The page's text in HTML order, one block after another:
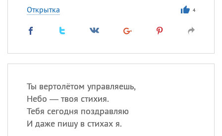
Открытка 4
Ты вертолётом управляешь,
Небо — твоя стихия.
Тебя сегодня поздравляю
И даже пишу в стихах я.